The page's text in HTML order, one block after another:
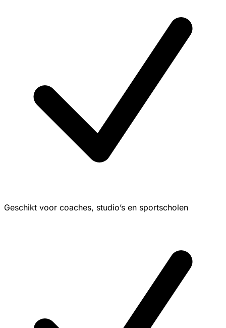
Geschikt voor coaches, studio’s en sportscholen